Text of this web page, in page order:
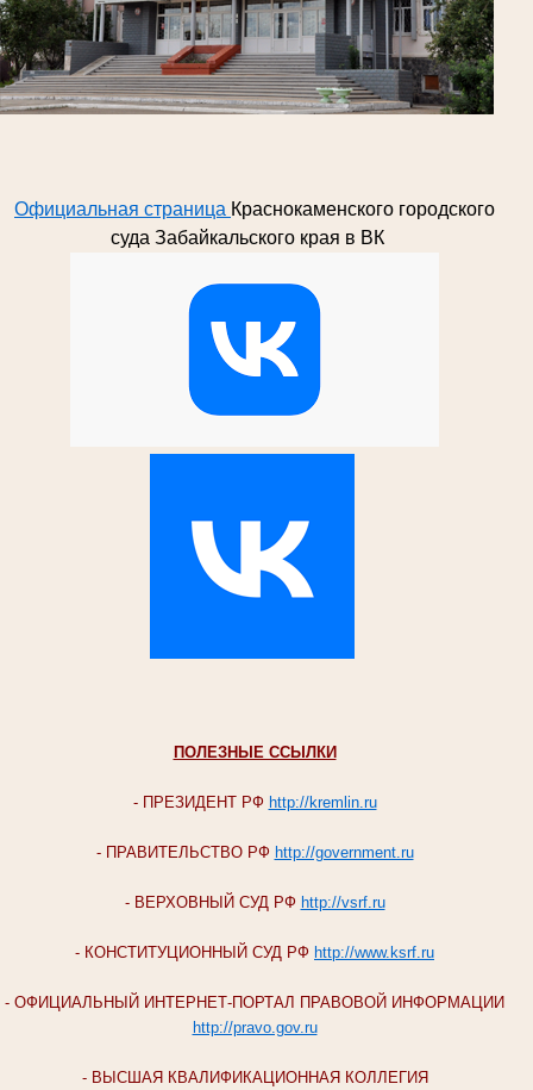
Официальная страница Краснокаменского городского
суда Забайкальского края в ВК
ПОЛЕЗНЫЕ ССЫЛКИ
- ПРЕЗИДЕНТ РФ http://kremlin.ru
- ПРАВИТЕЛЬСТВО РФ http://government.ru
- ВЕРХОВНЫЙ СУД РФ http://vsrf.ru
- КОНСТИТУЦИОННЫЙ СУД РФ http://www.ksrf.ru
- ОФИЦИАЛЬНЫЙ ИНТЕРНЕТ-ПОРТАЛ ПРАВОВОЙ ИНФОРМАЦИИ
http://pravo.gov.ru
- ВЫСШАЯ КВАЛИФИКАЦИОННАЯ КОЛЛЕГИЯ